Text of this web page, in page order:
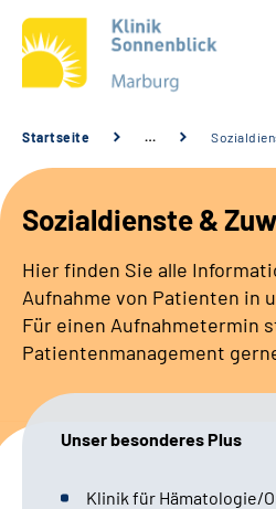
Unsere Klinik
Unsere Angebote
Service
Karriere
Sozialdienste & Zuweisende
Startseite …
Sozialdienste &
Hier finden Sie alle
Aufnahme von Patienten in
Für einen Aufnahmetermin
Patientenmanagement
Unser besonderes Plus
Klinik für Hämatologie/